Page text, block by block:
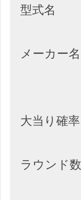
型式名
メーカー名
大当り確率
ラウンド数